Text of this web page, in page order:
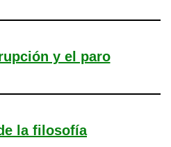
y el paro
la filosofía